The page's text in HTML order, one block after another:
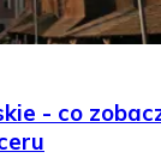
- co